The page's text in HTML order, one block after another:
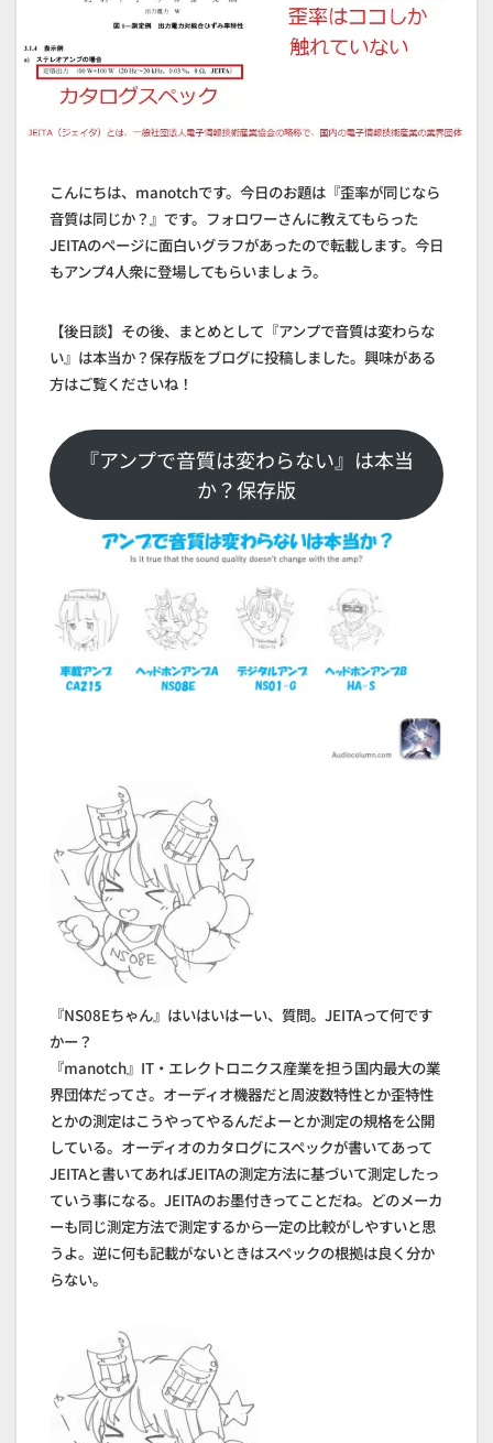
こんにちは、manotchです。今日のお題は『歪率が同じなら
音質は同じか？』です。フォロワーさんに教えてもらった
JEITAのページに面白いグラフがあったので転載します。今日
もアンプ4人衆に登場してもらいましょう。
【後日談】その後、まとめとして『アンプで音質は変わらな
い』は本当か？保存版をブログに投稿しました。興味がある
方はご覧くださいね！
『アンプで音質は変わらない』は本当
か？保存版
『NS08Eちゃん』はいはいはーい、質問。JEITAって何です
かー？
『manotch』IT・エレクトロニクス産業を担う国内最大の業
界団体だってさ。オーディオ機器だと周波数特性とか歪特性
とかの測定はこうやってやるんだよーとか測定の規格を公開
している。オーディオのカタログにスペックが書いてあって
JEITAと書いてあればJEITAの測定方法に基づいて測定したっ
ていう事になる。JEITAのお墨付きってことだね。どのメーカ
ーも同じ測定方法で測定するから一定の比較がしやすいと思
うよ。逆に何も記載がないときはスペックの根拠は良く分か
らない。